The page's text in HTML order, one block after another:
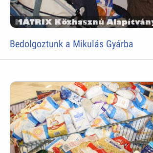
Bedolgoztunk a Mikulás Gyárba